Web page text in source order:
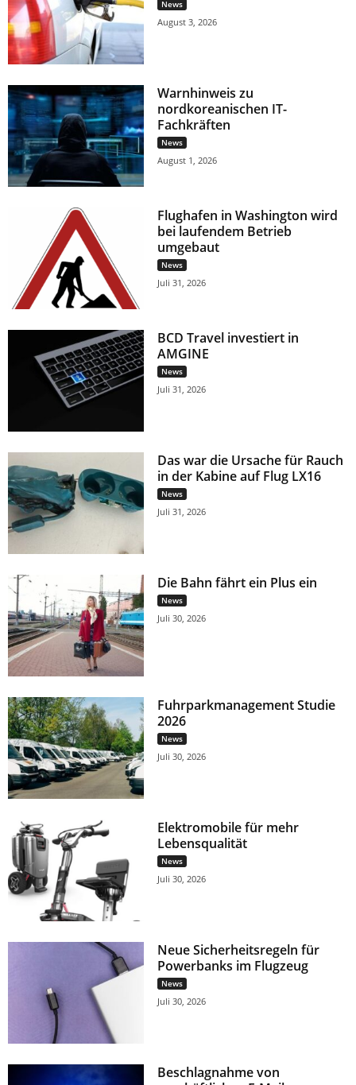
News
August 3, 2026
Warnhinweis zu
nordkoreanischen IT-
Fachkräften
News
August 1, 2026
Flughafen in Washington wird
bei laufendem Betrieb
umgebaut
News
Juli 31, 2026
BCD Travel investiert in
AMGINE
News
Juli 31, 2026
Das war die Ursache für Rauch
in der Kabine auf Flug LX16
News
Juli 31, 2026
Die Bahn fährt ein Plus ein
News
Juli 30, 2026
Fuhrparkmanagement Studie
2026
News
Juli 30, 2026
Elektromobile für mehr
Lebensqualität
News
Juli 30, 2026
Neue Sicherheitsregeln für
Powerbanks im Flugzeug
News
Juli 30, 2026
Beschlagnahme von